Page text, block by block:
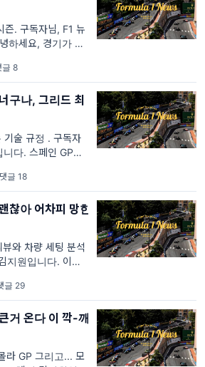
. 구독자님, F1 뉴
하세요, 경기가 없었
무비 팝업 부스에
글 8
구나, 그리드 최
기술 규정 . 구독자
다. 스페인 GP는
달밖에 지나지 않
댓글 18
찮아 어차피 망한
와 차량 세팅 분석
지원입니다. 이번 모
론 카메라로 모나코
보다 더 많
글 29
거 온다 이 깍-깨
라 GP 그리고... 모